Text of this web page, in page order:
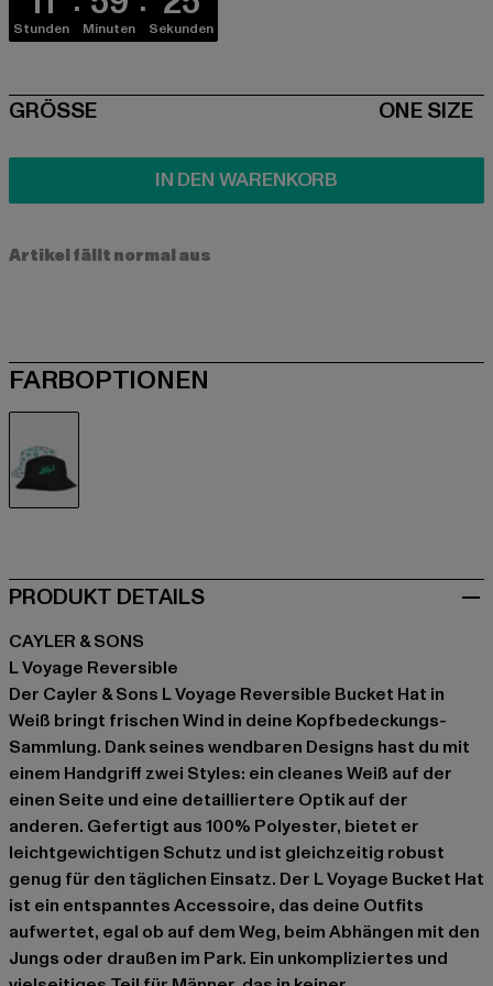
Stunden Minuten Sekunden
SIZE
GRÖSSE ONE SIZE
IN DEN WARENKORB
Artikel fällt normal aus
FARBOPTIONEN
PRODUKT DETAILS
CAYLER & SONS
L Voyage Reversible
Der Cayler & Sons L Voyage Reversible Bucket Hat in
Weiß bringt frischen Wind in deine Kopfbedeckungs-
Sammlung. Dank seines wendbaren Designs hast du mit
einem Handgriff zwei Styles: ein cleanes Weiß auf der
einen Seite und eine detailliertere Optik auf der
anderen. Gefertigt aus 100% Polyester, bietet er
leichtgewichtigen Schutz und ist gleichzeitig robust
genug für den täglichen Einsatz. Der L Voyage Bucket Hat
ist ein entspanntes Accessoire, das deine Outfits
aufwertet, egal ob auf dem Weg, beim Abhängen mit den
Jungs oder draußen im Park. Ein unkompliziertes und